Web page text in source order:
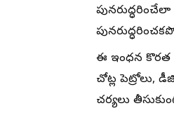
ఈ ఇంధన కొరత
చోట్ల పెట్రోలు,
చర్యలు